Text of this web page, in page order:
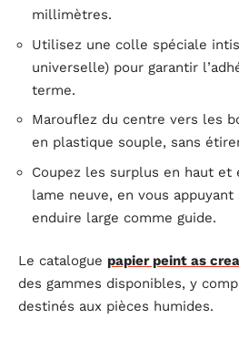
millimètres.
Utilisez une colle spéciale
universelle) pour garantir
terme.
Marouflez du centre vers les
en plastique souple, sans
Coupez les surplus en haut et
lame neuve, en vous
enduire large comme guide.
Le catalogue papier peint as
des gammes disponibles, y
destinés aux pièces humides.